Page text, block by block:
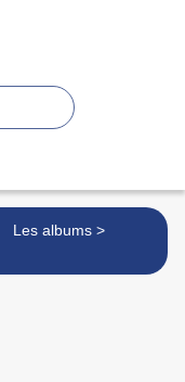
Les albums >